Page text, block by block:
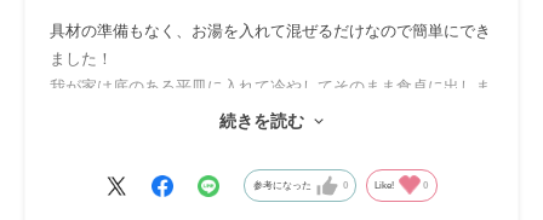
具材の準備もなく、お湯を入れて混ぜるだけなので簡単にでき
ました！
我が家は底のある平皿に入れて冷やしてそのまま食卓に出しま
旦那も子供たちもおかずの1品として喜んで食べてくれまし
続きを読む
参考になった 0 Like! 0